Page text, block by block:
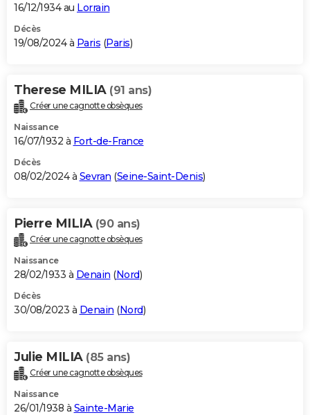
16/12/1934 au Lorrain
Décès
19/08/2024 à Paris (Paris)
Therese MILIA (91 ans)
Créer une cagnotte obsèques
Naissance
16/07/1932 à Fort-de-France
Décès
08/02/2024 à Sevran (Seine-Saint-Denis)
Pierre MILIA (90 ans)
Créer une cagnotte obsèques
Naissance
28/02/1933 à Denain (Nord)
Décès
30/08/2023 à Denain (Nord)
Julie MILIA (85 ans)
Créer une cagnotte obsèques
Naissance
26/01/1938 à Sainte-Marie